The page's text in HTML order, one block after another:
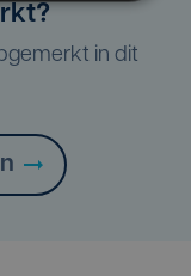
in dit